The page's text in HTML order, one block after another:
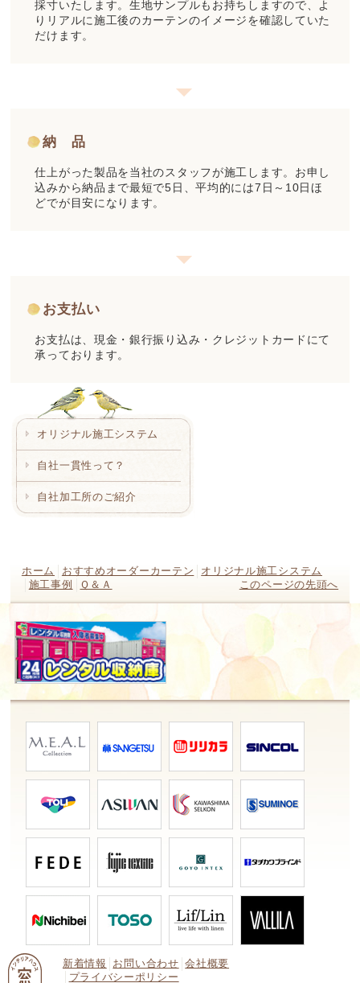
採寸いたします。生地サンプルもお持ちしますので、よ
りリアルに施工後のカーテンのイメージを確認していた
だけます。
納 品
仕上がった製品を当社のスタッフが施工します。お申し
込みから納品まで最短で5日、平均的には7日～10日ほ
どでが目安になります。
お支払い
お支払は、現金・銀行振り込み・クレジットカードにて
承っております。
オリジナル施工システム
自社一貫性って？
自社加工所のご紹介
ホーム おすすめオーダーカーテン
オリジナル施工システム
施工事例
Ｑ＆Ａ このページの先頭へ
新着情報 お問い合わせ 会社概要
プライバシーポリシー